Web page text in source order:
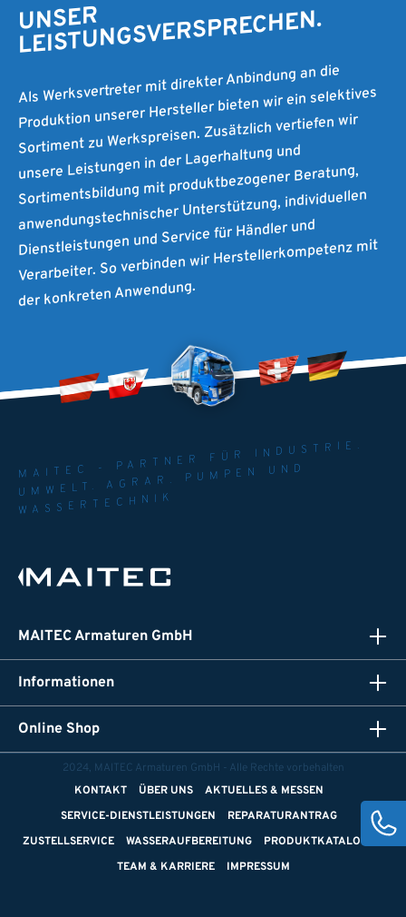
UNSER
LEISTUNGSVERSPRECHEN.
Als Werksvertreter mit direkter Anbindung an die
Produktion unserer Hersteller bieten wir ein selektives
Sortiment zu Werkspreisen. Zusätzlich vertiefen wir
unsere Leistungen in der Lagerhaltung und
Sortimentsbildung mit produktbezogener Beratung,
anwendungstechnischer Unterstützung, individuellen
Dienstleistungen und Service für Händler und
Verarbeiter. So verbinden wir Herstellerkompetenz mit
der konkreten Anwendung.
MAITEC - PARTNER FÜR INDUSTRIE.
UMWELT. AGRAR. PUMPEN UND
WASSERTECHNIK
MAITEC Armaturen GmbH
Informationen
Online Shop
2024, MAITEC Armaturen GmbH - Alle Rechte vorbehalten
KONTAKT
ÜBER UNS
AKTUELLES & MESSEN
SERVICE-DIENSTLEISTUNGEN
REPARATURANTRAG
ZUSTELLSERVICE
WASSERAUFBEREITUNG
PRODUKTKATALOGE
TEAM & KARRIERE
IMPRESSUM